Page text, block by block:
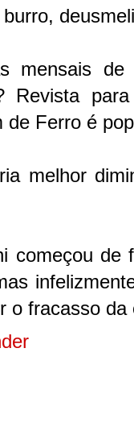
mensais
Revista
de Ferro é
melhor
começou de
o fracasso